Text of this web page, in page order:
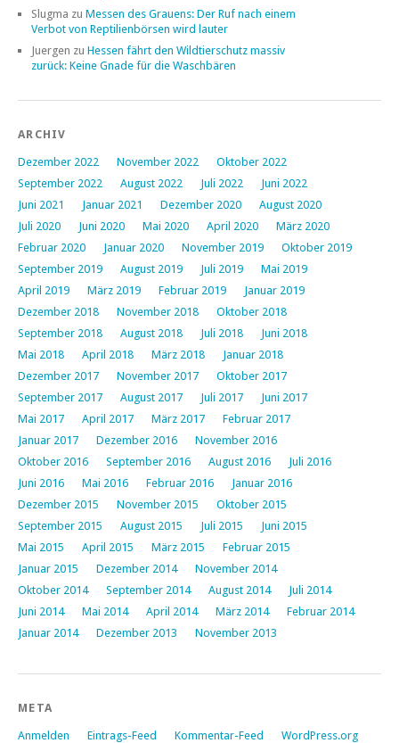
Slugma zu Messen des Grauens: Der Ruf nach einem
Verbot von Reptilienbörsen wird lauter
Juergen zu Hessen fährt den Wildtierschutz massiv
zurück: Keine Gnade für die Waschbären
ARCHIV
Dezember 2022 November 2022
Oktober 2022
September 2022
August 2022 Juli 2022
Juni 2022
Juni 2021
Januar 2021 Dezember 2020
August 2020
Juli 2020
Juni 2020 Mai 2020 April 2020
März 2020
Februar 2020
Januar 2020 November 2019
Oktober 2019
September 2019
August 2019 Juli 2019
Mai 2019
April 2019
März 2019 Februar 2019
Januar 2019
Dezember 2018
November 2018
Oktober 2018
September 2018
August 2018 Juli 2018
Juni 2018
Mai 2018
April 2018 März 2018
Januar 2018
Dezember 2017
November 2017
Oktober 2017
September 2017
August 2017 Juli 2017
Juni 2017
Mai 2017
April 2017 März 2017
Februar 2017
Januar 2017
Dezember 2016
November 2016
Oktober 2016
September 2016 August 2016
Juli 2016
Juni 2016
Mai 2016 Februar 2016
Januar 2016
Dezember 2015
November 2015
Oktober 2015
September 2015
August 2015 Juli 2015
Juni 2015
Mai 2015
April 2015 März 2015
Februar 2015
Januar 2015
Dezember 2014
November 2014
Oktober 2014
September 2014 August 2014
Juli 2014
Juni 2014
Mai 2014 April 2014 März 2014
Februar 2014
Januar 2014
Dezember 2013 November 2013
META
Anmelden Eintrags-Feed Kommentar-Feed WordPress.org